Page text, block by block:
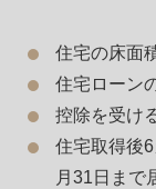
住宅の床面
住宅ローン
控除を受け
住宅取得後
月31日まで